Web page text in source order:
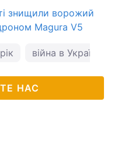
знищили ворожий
Magura V5
війна в Україні
НАС